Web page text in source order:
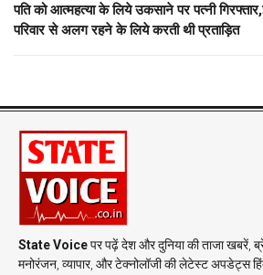
पति को आत्महत्या के लिये उकसाने पर पत्नी
परिवार से अलग रहने के लिये करती थी प्रताड़ित
State Voiceपर पढ़ें देश और दुनिया की ताजा खबरें,
मनोरंजन, व्यापार, और टेक्नोलॉजी की लेटेस्ट अपडेट्स